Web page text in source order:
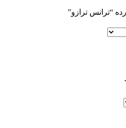
“ترانس ترازو”